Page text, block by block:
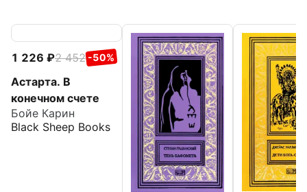
1 226 2 452 -50%
Астарта. В
конечном счете
Бойе Карин
Black Sheep Books